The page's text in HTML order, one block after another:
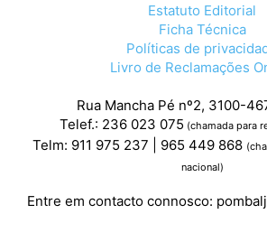
Estatuto Editorial
Ficha Técnica
Políticas de
Livro de Reclamações
Rua Mancha Pé nº2, 3100-
Telef.: 236 023 075 (chamada para
Telm: 911 975 237 | 965 449 868
nacional)
Entre em contacto connosco: